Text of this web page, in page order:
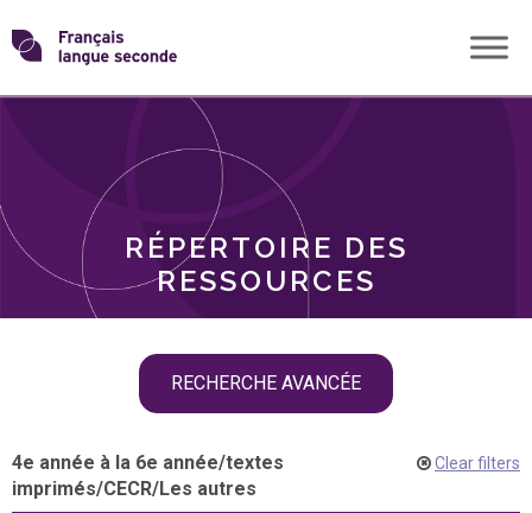
Skip
toTransformons
langue
RÉPERTOIRE DES
RESSOURCES
RECHERCHE AVANCÉE
THÈMES
4e année à la 6e année/textes
imprimés/CECR/Les autres
Clear filters